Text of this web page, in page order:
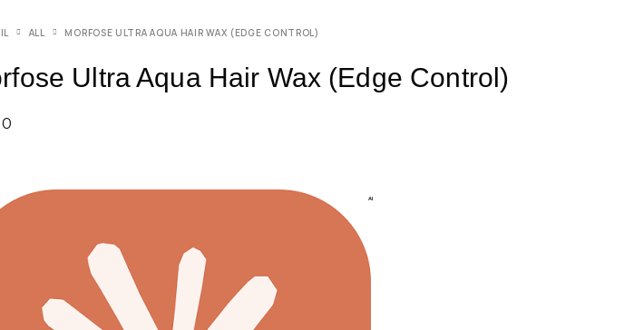
ALL MORFOSE ULTRA AQUA HAIR WAX (EDGE CONTROL)
Ultra Aqua Hair Wax (edge Control)
AI